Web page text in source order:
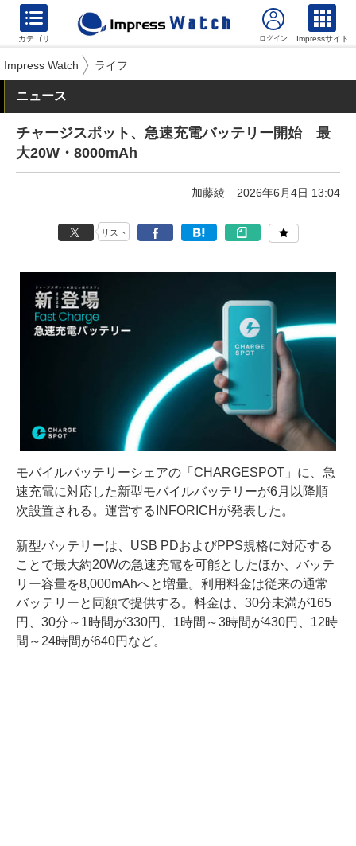
カテゴリ Impressサイト
Impress Watch ライフ
ニュース
チャージスポット、急速充電バッテリー開始 最
大20W・8000mAh
加藤綾 2026年6月4日 13:04
リスト
モバイルバッテリーシェアの「CHARGESPOT」に、急
速充電に対応した新型モバイルバッテリーが6月以降順
次設置される。運営するINFORICHが発表した。
新型バッテリーは、USB PDおよびPPS規格に対応する
ことで最大約20Wの急速充電を可能としたほか、バッテ
リー容量を8,000mAhへと増量。利用料金は従来の通常
バッテリーと同額で提供する。料金は、30分未満が165
円、30分～1時間が330円、1時間～3時間が430円、12時
間～24時間が640円など。